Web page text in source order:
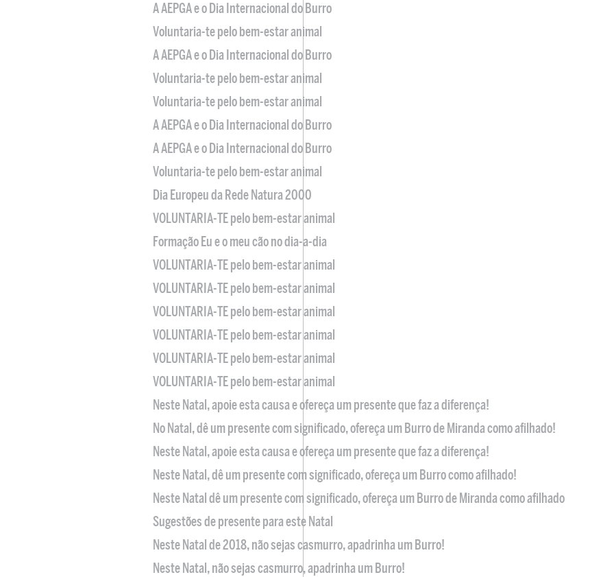
A AEPGA e o Dia Internacional do Burro
Voluntaria-te pelo bem-estar animal
A AEPGA e o Dia Internacional do Burro
Voluntaria-te pelo bem-estar animal
Voluntaria-te pelo bem-estar animal
A AEPGA e o Dia Internacional do Burro
A AEPGA e o Dia Internacional do Burro
Voluntaria-te pelo bem-estar animal
Dia Europeu da Rede Natura 2000
VOLUNTARIA-TE pelo bem-estar animal
Formação Eu e o meu cão no dia-a-dia
VOLUNTARIA-TE pelo bem-estar animal
VOLUNTARIA-TE pelo bem-estar animal
VOLUNTARIA-TE pelo bem-estar animal
VOLUNTARIA-TE pelo bem-estar animal
VOLUNTARIA-TE pelo bem-estar animal
VOLUNTARIA-TE pelo bem-estar animal
Neste Natal, apoie esta causa e ofereça um presente que faz a diferença!
No Natal, dê um presente com significado, ofereça um Burro de Miranda como afilhado!
Neste Natal, apoie esta causa e ofereça um presente que faz a diferença!
Neste Natal, dê um presente com significado, ofereça um Burro como afilhado!
Neste Natal dê um presente com significado, ofereça um Burro de Miranda como afilhado
Sugestões de presente para este Natal
Neste Natal de 2018, não sejas casmurro, apadrinha um Burro!
Neste Natal, não sejas casmurro, apadrinha um Burro!